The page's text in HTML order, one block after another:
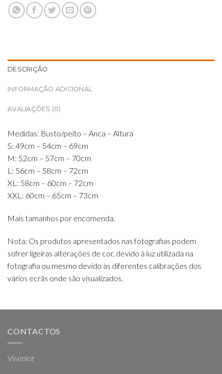
DESCRIÇÃO
INFORMAÇÃO ADICIONAL
AVALIAÇÕES (0)
Medidas: Busto/peito – Anca – Altura
S: 49cm – 54cm – 69cm
M: 52cm – 57cm – 70cm
L: 56cm – 58cm – 72cm
XL: 58cm – 60cm – 72cm
XXL: 60cm – 65cm – 73cm
Mais tamanhos por encomenda.
Nota: Os produtos apresentados nas fotografias podem
sofrer ligeiras alterações de cor, devido à luz utilizada na
fotografia ou mesmo devido às diferentes calibrações dos
vários ecrãs onde são visualizados.
CONTACTOS
Visenior